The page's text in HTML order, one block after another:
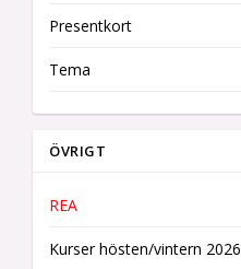
Presentkort
Tema
ÖVRIGT
REA
Kurser hösten/vintern 2026